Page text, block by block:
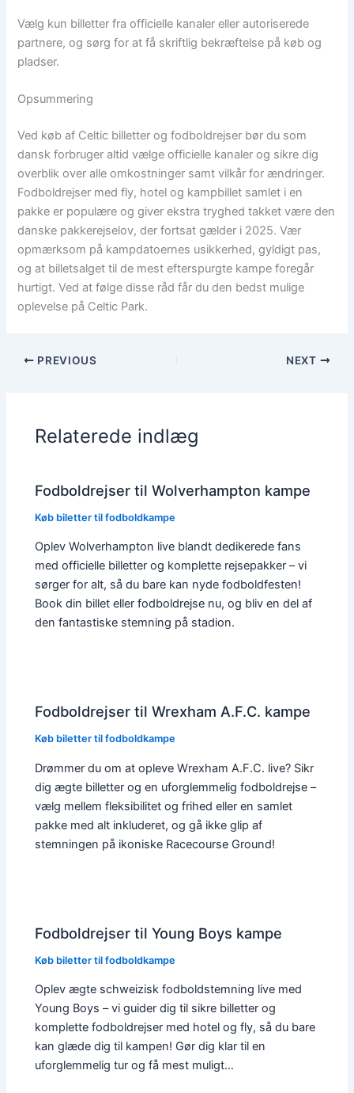
Vælg kun billetter fra officielle kanaler eller autoriserede
partnere, og sørg for at få skriftlig bekræftelse på køb og
pladser.
Opsummering
Ved køb af Celtic billetter og fodboldrejser bør du som
dansk forbruger altid vælge officielle kanaler og sikre dig
overblik over alle omkostninger samt vilkår for ændringer.
Fodboldrejser med fly, hotel og kampbillet samlet i en
pakke er populære og giver ekstra tryghed takket være den
danske pakkerejselov, der fortsat gælder i 2025. Vær
opmærksom på kampdatoernes usikkerhed, gyldigt pas,
og at billetsalget til de mest efterspurgte kampe foregår
hurtigt. Ved at følge disse råd får du den bedst mulige
oplevelse på Celtic Park.
PREVIOUS NEXT
Relaterede indlæg
Fodboldrejser til Wolverhampton kampe
Køb biletter til fodboldkampe
Oplev Wolverhampton live blandt dedikerede fans
med officielle billetter og komplette rejsepakker – vi
sørger for alt, så du bare kan nyde fodboldfesten!
Book din billet eller fodboldrejse nu, og bliv en del af
den fantastiske stemning på stadion.
Fodboldrejser til Wrexham A.F.C. kampe
Køb biletter til fodboldkampe
Drømmer du om at opleve Wrexham A.F.C. live? Sikr
dig ægte billetter og en uforglemmelig fodboldrejse –
vælg mellem fleksibilitet og frihed eller en samlet
pakke med alt inkluderet, og gå ikke glip af
stemningen på ikoniske Racecourse Ground!
Fodboldrejser til Young Boys kampe
Køb biletter til fodboldkampe
Oplev ægte schweizisk fodboldstemning live med
Young Boys – vi guider dig til sikre billetter og
komplette fodboldrejser med hotel og fly, så du bare
kan glæde dig til kampen! Gør dig klar til en
uforglemmelig tur og få mest muligt…